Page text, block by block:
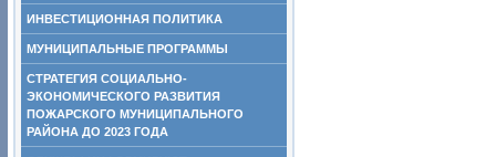
ИНВЕСТИЦИОННАЯ ПОЛИТИКА
МУНИЦИПАЛЬНЫЕ ПРОГРАММЫ
СТРАТЕГИЯ СОЦИАЛЬНО-
ЭКОНОМИЧЕСКОГО РАЗВИТИЯ
ПОЖАРСКОГО МУНИЦИПАЛЬНОГО
РАЙОНА ДО 2023 ГОДА